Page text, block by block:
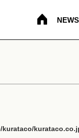
NEWS
kurataco/